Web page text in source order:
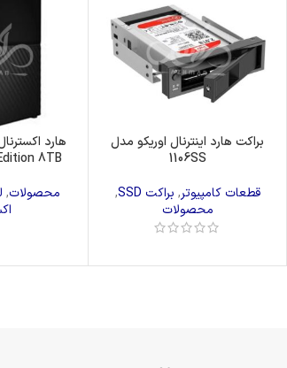
براکت هارد اینترنال اوریکو مدل
1106SS
قطعات کامپیوتر, براکت SSD
,
محصولات
هارد
8TB
محصولات,